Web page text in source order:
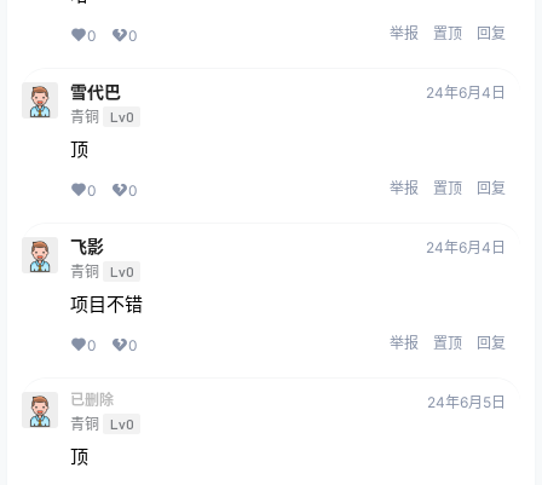
0 0 举报 置顶 回复
雪代巴
青铜 Lv0
24年6月4日
顶
0 0 举报 置顶 回复
飞影
青铜 Lv0
24年6月4日
项目不错
0 0 举报 置顶 回复
已删除
青铜
Lv0
24年6月5日
顶